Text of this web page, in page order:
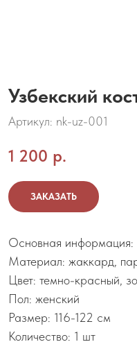
Узбекский
Артикул: nk-uz-001
1 200 р.
ЗАКАЗАТЬ
Основная информация:
Материал: жаккард,
Цвет: темно-красный,
Пол: женский
Размер: 116-122 см
Количество: 1 шт